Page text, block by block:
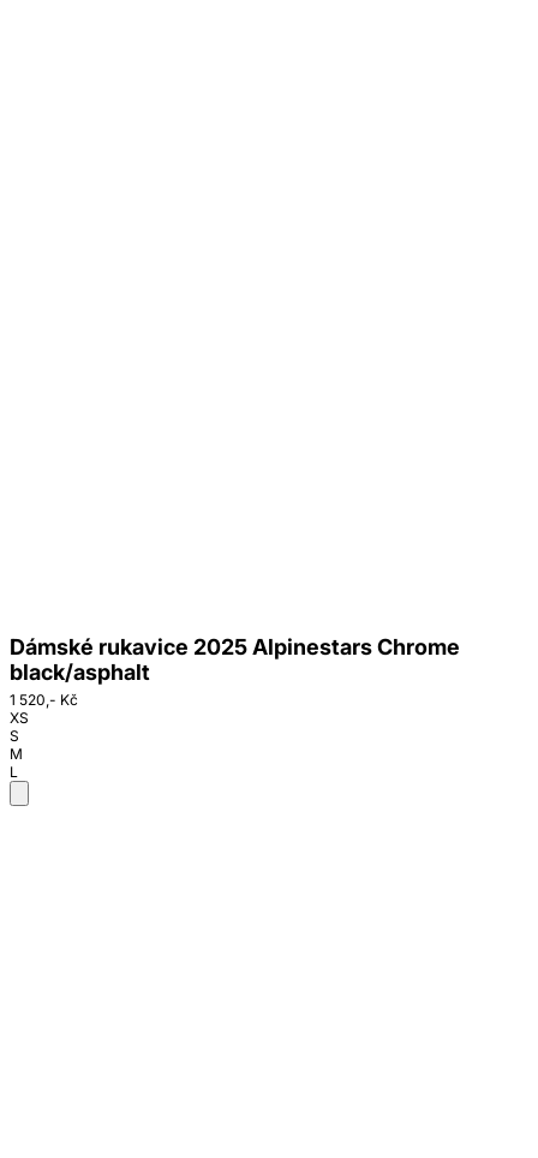
Dámské rukavice 2025 Alpinestars Chrome
black/asphalt
1 520,- Kč
XS
S
M
L